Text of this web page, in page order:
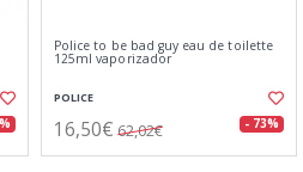
Police to be bad guy eau de toilette
125ml vaporizador
POLICE
16,50€ 62,02€ - 73%